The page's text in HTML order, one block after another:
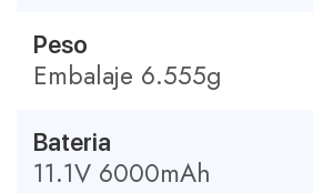
Peso
Embalaje 6.555g
Bateria
11.1V 6000mAh